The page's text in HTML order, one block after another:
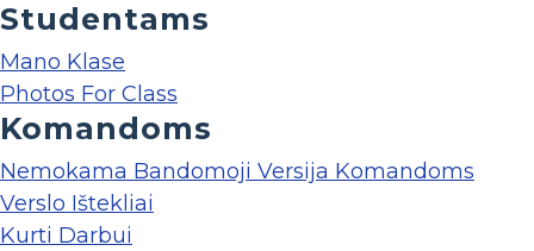
Studentams
Mano Klase
Photos For Class
Komandoms
Nemokama Bandomoji Versija Komandoms
Verslo Ištekliai
Kurti Darbui